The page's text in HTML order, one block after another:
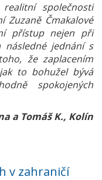
společnosti
Zuzaně Čmakalové
přístup nejen při
jednání s
že zaplacením
to bohužel bývá
spokojených
a Tomáš K., Kolín
v zahraničí